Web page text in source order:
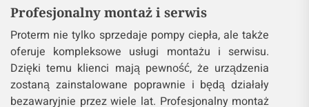
Profesjonalny montaż i serwis
Proterm nie tylko sprzedaje pompy ciepła, ale także
oferuje kompleksowe usługi montażu i serwisu.
Dzięki temu klienci mają pewność, że urządzenia
zostaną zainstalowane poprawnie i będą działały
bezawaryjnie przez wiele lat. Profesjonalny montaż